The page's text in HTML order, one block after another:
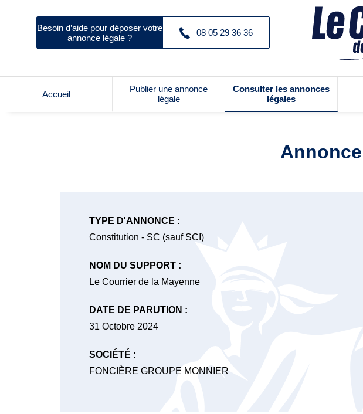
Besoin d’aide pour déposer votre
annonce légale ?
08 05 29 36 36
Accueil
Publier une annonce
légale
Consulter les annonces
légales
TYPE D'ANNONCE :
Constitution - SC (sauf SCI)
NOM DU SUPPORT :
Le Courrier de la Mayenne
DATE DE PARUTION :
31 Octobre 2024
SOCIÉTÉ :
FONCIÈRE GROUPE MONNIER